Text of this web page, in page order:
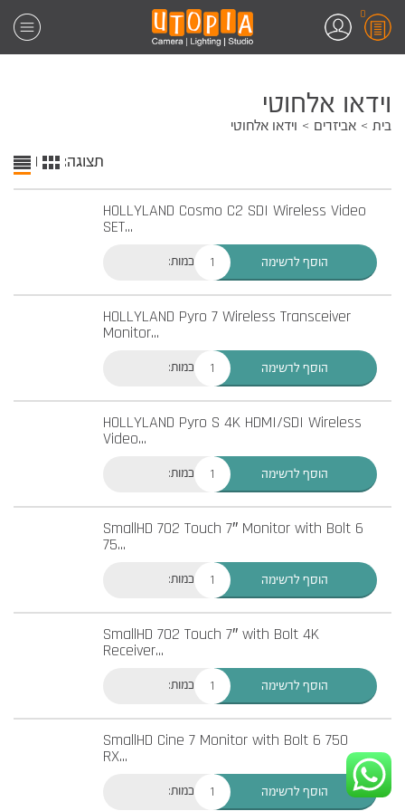
0
וידאו אלחוטי
בית אביזרים וידאו אלחוטי
תצוגה: |
HOLLYLAND Cosmo C2 SDI Wireless Video
SET...
כמות: הוסף לרשימה
HOLLYLAND Pyro 7 Wireless Transceiver
Monitor...
כמות: הוסף לרשימה
HOLLYLAND Pyro S 4K HDMI/SDI Wireless
Video...
כמות: הוסף לרשימה
SmallHD 702 Touch 7″ Monitor with Bolt 6
75...
כמות: הוסף לרשימה
SmallHD 702 Touch 7″ with Bolt 4K
Receiver...
כמות: הוסף לרשימה
SmallHD Cine 7 Monitor with Bolt 6 750
RX...
כמות: הוסף לרשימה